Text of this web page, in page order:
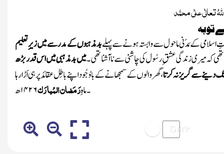
علٰی محمَّد
توبہ
اسلامی کے مَدَنی ماحول سے وابستہ ہونے سے پہلےبدمذہبوں کے مدرسے میں زیرِتعلیم
تھی کہ میری زندگی عشقِ رسُولکی چاشنی سے ناآشناتھی ۔میں بدمذہبی میں اس قدر بڑھ
دینے سے گُریز نہ کرتا، گھروالوں کے سمجھانے کے باوُجُوداپنے باطِل عقائد پرہی اَڑا رہا
۔ماہِرَمَضان المُبارَک۱۴۲۶ھ